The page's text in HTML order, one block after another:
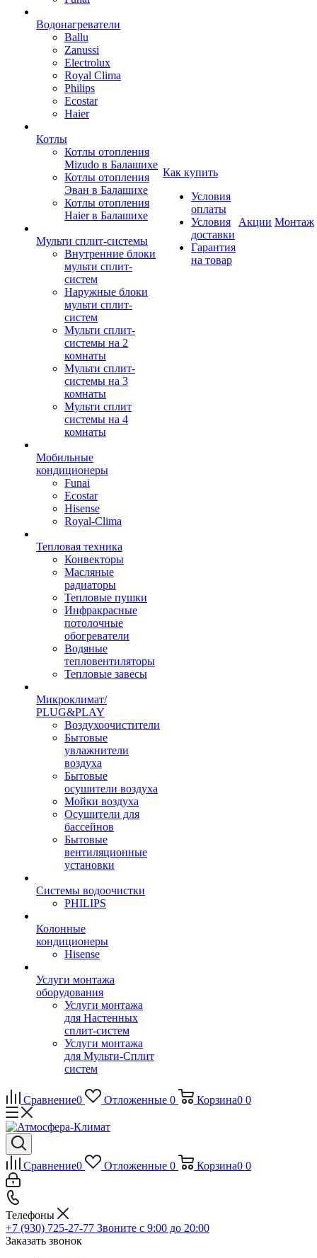
Водонагреватели
Ballu
Zanussi
Electrolux
Royal Clima
Philips
Ecostar
Haier
Котлы
Котлы отопления
Mizudo в Балашихе
Котлы отопления
Эван в Балашихе
Котлы отопления
Haier в Балашихе
Мульти сплит-системы
Внутренние блоки
мульти сплит-
систем
Наружные блоки
мульти сплит-
систем
Мульти сплит-
системы на 2
комнаты
Мульти сплит-
системы на 3
комнаты
Мульти сплит
системы на 4
комнаты
Мобильные
кондиционеры
Funai
Ecostar
Hisense
Royal-Clima
Тепловая техника
Конвекторы
Масляные
радиаторы
Тепловые пушки
Инфракрасные
потолочные
обогреватели
Водяные
тепловентиляторы
Тепловые завесы
Микроклимат/
PLUG&PLAY
Воздухоочистители
Бытовые
увлажнители
воздуха
Бытовые
осушители воздуха
Мойки воздуха
Осушители для
бассейнов
Бытовые
вентиляционные
установки
Системы водоочистки
PHILIPS
Колонные
кондиционеры
Hisense
Услуги монтажа
оборудования
Услуги монтажа
для Настенных
сплит-систем
Услуги монтажа
для Мульти-Сплит
систем
Как купить
Условия
оплаты
Условия
доставки
Гарантия
на товар
Акции Монтаж
Сравнение0 Отложенные 0 Корзина0 0
Сравнение0 Отложенные 0 Корзина0 0
Телефоны
+7 (930) 725-27-77 Звоните с 9:00 до 20:00
Заказать звонок